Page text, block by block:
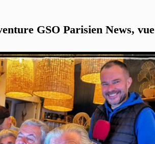
GSO Parisien News,